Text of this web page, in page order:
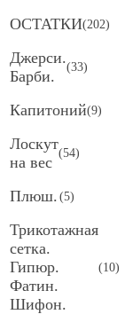
ОСТАТКИ(202)
Джерси.
Барби.
(33)
Капитоний(9)
Лоскут
на вес
(54)
Плюш. (5)
Трикотажная
сетка.
Гипюр.
Фатин.
Шифон.
(10)